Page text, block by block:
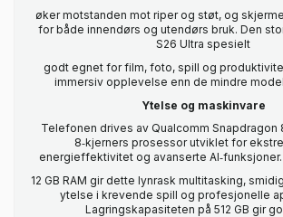
øker motstanden mot riper og støt, og
for både innendørs og utendørs bruk. Den
S26 Ultra spesielt
godt egnet for film, foto, spill og
immersiv opplevelse enn de mindre
Ytelse og maskinvare
Telefonen drives av Qualcomm Snapdragon
8‑kjerners prosessor utviklet for
energieffektivitet og avanserte
12 GB RAM gir dette lynrask multitasking,
ytelse i krevende spill og profesjonelle
Lagringskapasiteten på 512 GB gir